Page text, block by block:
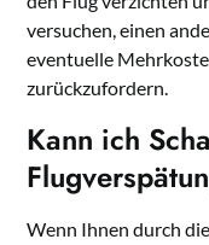
versuchen, einen
eventuelle
zurückzufordern.
Kann ich
Wenn Ihnen durch